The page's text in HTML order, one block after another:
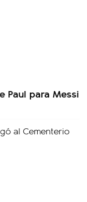
Paul para Messi